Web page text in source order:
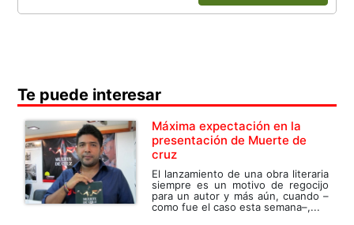
Te puede interesar
Máxima expectación en la
presentación de Muerte de
cruz
El lanzamiento de una obra literaria
siempre es un motivo de regocijo
para un autor y más aún, cuando –
como fue el caso esta semana–,...